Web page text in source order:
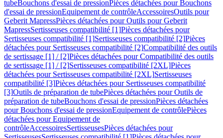
tubeBouchons d'essai de pressionPièces détachées pour Bouchons
d'essai de pressionEquipement de contrôleAccessoiresOutils pour
Geberit MapressPièces détachées pour Outils pour Geberit
MapressSertisseuses compatibilité [1]Pièces détachées pour
Sertisseuses compatibilité [1]Sertisseuses compatibilité [2]Pièces
détachées pour Sertisseuses compatibilité [2]Compatibilité des outils
de sertissage [1] / [2]Pièces détachées pour Compatibilité des outils
de sertissage [1] / [2]Sertisseuses compatibilité [2XL]Pièces
détachées pour Sertisseuses compatibilité [2XL]Sertisseuses
compatibilité [3]Pièces détachées pour Sertisseuses compatibilité
[3]Outils de préparation de tubePièces détachées pour Outils de
préparation de tubeBouchons d'essai de pressionPièces détachées
pour Bouchons d'essai de pressionEquipement de contrôlePièces
détachées pour Equipement de
contrôleAccessoiresSertisseusesPièces détachées pour